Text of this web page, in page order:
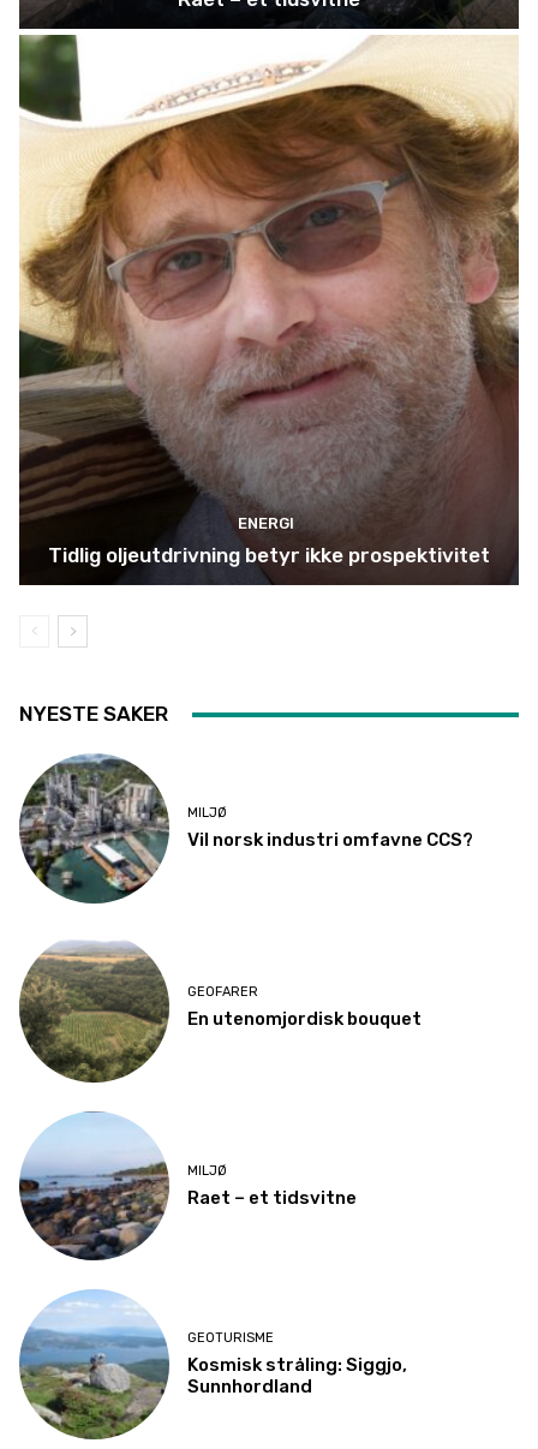
ENERGI
Tidlig oljeutdrivning betyr ikke prospektivitet
NYESTE SAKER
MILJØ
Vil norsk industri omfavne CCS?
GEOFARER
En utenomjordisk bouquet
MILJØ
Raet – et tidsvitne
GEOTURISME
Kosmisk stråling: Siggjo,
Sunnhordland